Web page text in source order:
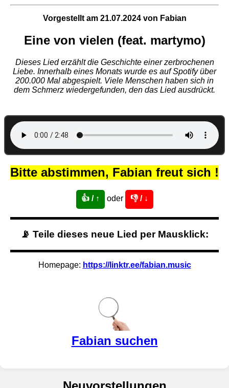
Vorgestellt am 21.07.2024 von Fabian
Eine von vielen (feat. martymo)
Dieses Lied erzählt die Geschichte einer zerbrochenen
Liebe. Innerhalb eines Monats wurde es auf Spotify über
200.000 Mal abgespielt. Viele Menschen haben sich in
dem Schmerz wiedergefunden, den das Lied ausdrückt.
Bitte abstimmen, Fabian freut sich !
👍 / ↑ oder 👎 / ↓
📡 Teile dieses neue Lied per Mausklick:
Homepage: https://linktr.ee/fabian.music
Fabian suchen